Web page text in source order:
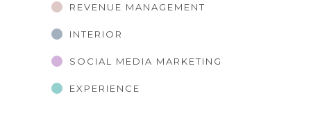
REVENUE MANAGEMENT
INTERIOR
SOCIAL MEDIA MARKETING
EXPERIENCE